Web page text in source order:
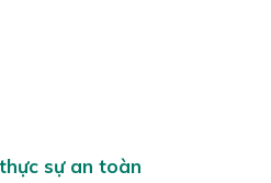
sự an toàn